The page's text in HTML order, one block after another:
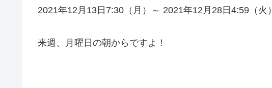
2021年12月13日7:30（月）～ 2021年12月28日4:59（火）
来週、月曜日の朝からですよ！